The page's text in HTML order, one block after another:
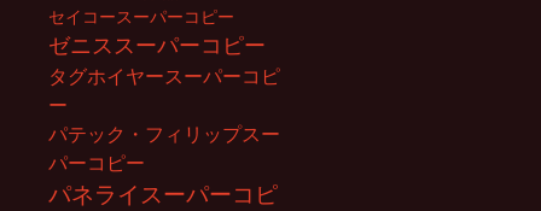
セイコースーパーコピー
ゼニススーパーコピー
タグホイヤースーパーコピ
ー
パテック・フィリップスー
パーコピー
パネライスーパーコピ